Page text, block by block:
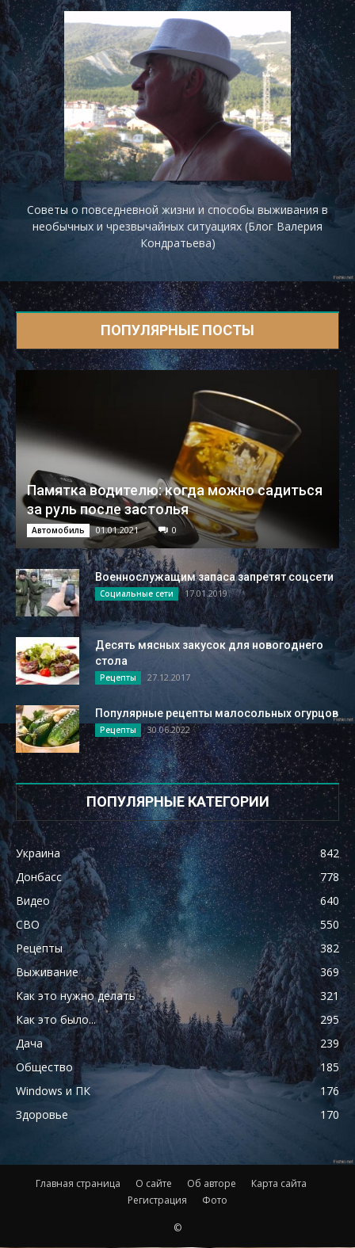
Советы о повседневной жизни и способы выживания в
необычных и чрезвычайных ситуациях (Блог Валерия
Кондратьева)
ПОПУЛЯРНЫЕ ПОСТЫ
Памятка водителю: когда можно садиться
за руль после застолья
Автомобиль 01.01.2021 0
Военнослужащим запаса запретят соцсети
Социальные сети 17.01.2019
Десять мясных закусок для новогоднего
стола
Рецепты 27.12.2017
Популярные рецепты малосольных огурцов
Рецепты 30.06.2022
ПОПУЛЯРНЫЕ КАТЕГОРИИ
Украина
842
Донбасс
778
Видео
640
СВО
550
Рецепты
382
Выживание
369
Как это нужно делать
321
Как это было...
295
Дача
239
Общество
185
Windows и ПК
176
Здоровье
170
Главная страница О сайте Об авторе
Карта сайта
Регистрация
Фото
©